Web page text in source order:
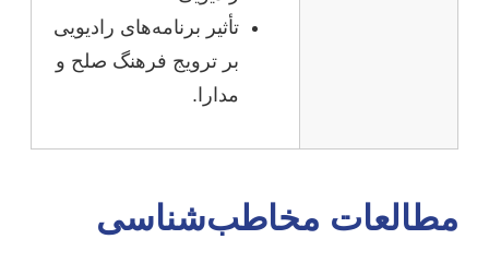
تأثیر برنامه‌های رادیویی
بر ترویج فرهنگ صلح و
مدارا.
مطالعات مخاطب‌شناسی